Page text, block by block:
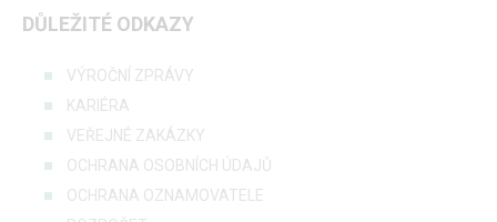
DŮLEŽITÉ ODKAZY
VÝROČNÍ ZPRÁVY
KARIÉRA
VEŘEJNÉ ZAKÁZKY
OCHRANA OSOBNÍCH ÚDAJŮ
OCHRANA OZNAMOVATELE